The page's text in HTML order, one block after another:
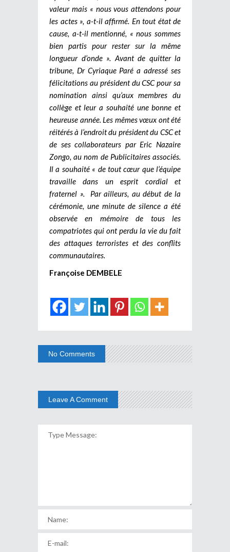
valeur mais « nous vous attendons pour
les actes », a-t-il affirmé. En tout état de
cause, a-t-il mentionné, « nous sommes
bien partis pour rester sur la même
longueur d’onde ». Avant de quitter la
tribune, Dr Cyriaque Paré a adressé ses
félicitations au président du CSC pour sa
nomination ainsi qu’aux membres du
collège et leur a souhaité une bonne et
heureuse année. Les mêmes vœux ont été
réitérés à l’endroit du président du CSC et
de ses collaborateurs par Eric Nazaire
Zongo, au nom de Publicitaires associés.
Il a souhaité « de tout cœur que l’équipe
travaille dans un esprit cordial et
fraternel ». Par ailleurs, au début de la
cérémonie, une minute de silence a été
observée en mémoire de tous les
compatriotes qui ont perdu la vie du fait
des attaques terroristes et des conflits
communautaires.
Françoise DEMBELE
No Comments
Leave A Comment